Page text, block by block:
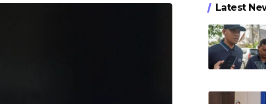
Latest